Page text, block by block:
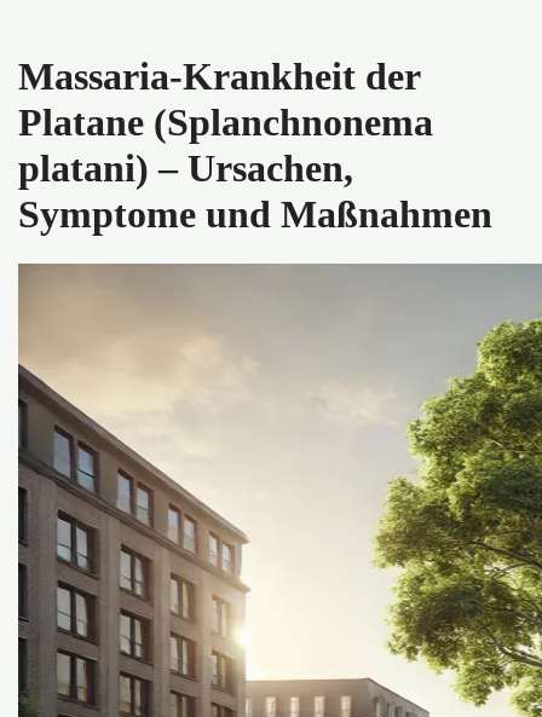
Massaria-Krankheit der
Platane (Splanchnonema
platani) – Ursachen,
Symptome und Maßnahmen